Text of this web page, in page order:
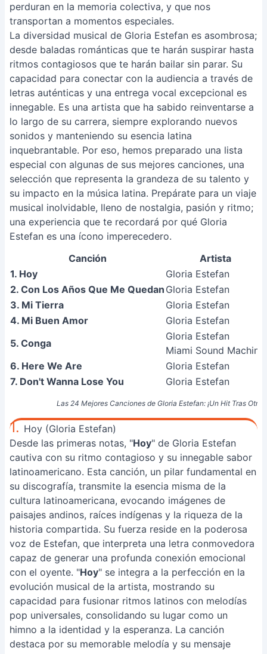
perduran en la memoria colectiva, y que nos
transportan a momentos especiales.
La diversidad musical de Gloria Estefan es asombrosa;
desde baladas románticas que te harán suspirar hasta
ritmos contagiosos que te harán bailar sin parar. Su
capacidad para conectar con la audiencia a través de
letras auténticas y una entrega vocal excepcional es
innegable. Es una artista que ha sabido reinventarse a
lo largo de su carrera, siempre explorando nuevos
sonidos y manteniendo su esencia latina
inquebrantable. Por eso, hemos preparado una lista
especial con algunas de sus mejores canciones, una
selección que representa la grandeza de su talento y
su impacto en la música latina. Prepárate para un viaje
musical inolvidable, lleno de nostalgia, pasión y ritmo;
una experiencia que te recordará por qué Gloria
Estefan es una ícono imperecedero.
Las 24 Mejores Canciones de Gloria Estefan: ¡Un Hit Tras Otro!
Canción Artista
1. Hoy
Gloria Estefan
2. Con Los Años Que Me Quedan Gloria Estefan
3. Mi Tierra
Gloria Estefan
4. Mi Buen Amor
Gloria Estefan
5. Conga
Gloria Estefan
Miami Sound Machine
6. Here We Are
Gloria Estefan
7. Don't Wanna Lose You
Gloria Estefan
1. Hoy (Gloria Estefan)
Desde las primeras notas, "Hoy" de Gloria Estefan
cautiva con su ritmo contagioso y su innegable sabor
latinoamericano. Esta canción, un pilar fundamental en
su discografía, transmite la esencia misma de la
cultura latinoamericana, evocando imágenes de
paisajes andinos, raíces indígenas y la riqueza de la
historia compartida. Su fuerza reside en la poderosa
voz de Estefan, que interpreta una letra conmovedora
capaz de generar una profunda conexión emocional
con el oyente. "Hoy" se integra a la perfección en la
evolución musical de la artista, mostrando su
capacidad para fusionar ritmos latinos con melodías
pop universales, consolidando su lugar como un
himno a la identidad y la esperanza. La canción
destaca por su memorable melodía y su mensaje